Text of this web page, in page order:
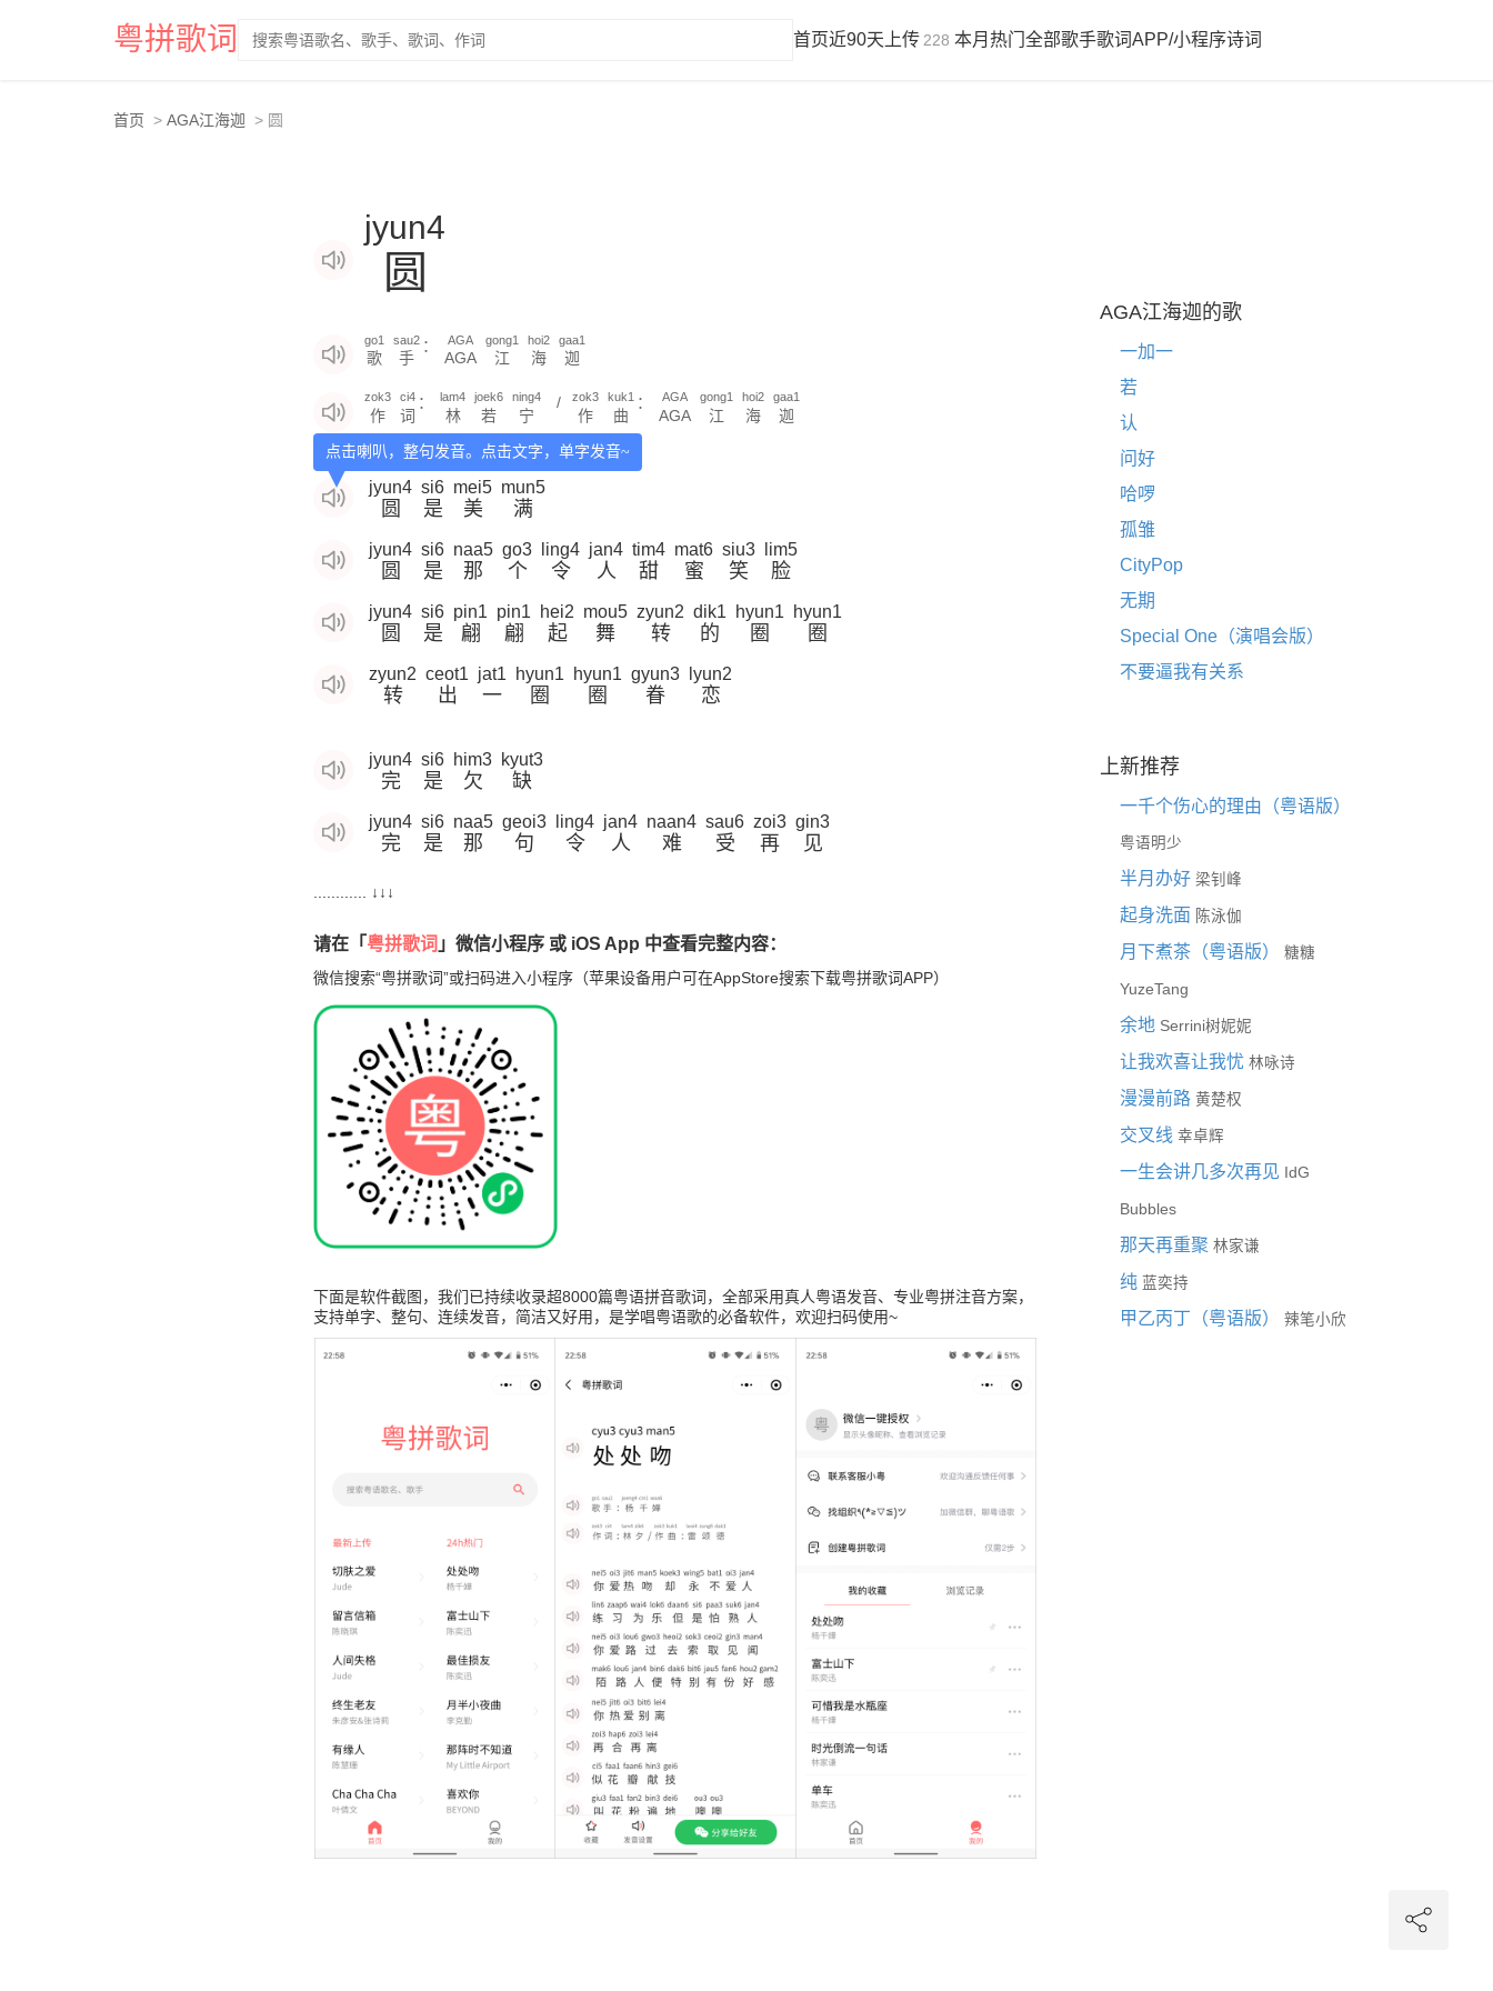
粤拼歌词 首页近90天上传 228 本月热门 全部歌手歌词APP/小程序诗词
首页 AGA江海迦 圆
圆
jyun4
歌
go1
手
sau2 ：
AGA
AGA
江
gong1
海
hoi2
迦
gaa1
作
zok3
词
ci4 ：
林
lam4
若
joek6
宁
ning4 /
作
zok3
曲
kuk1 ：
AGA
AGA
江
gong1
海
hoi2
迦
gaa1
点击喇叭，整句发音。点击文字，单字发音~
圆
jyun4
是
si6
美
mei5
满
mun5
圆
jyun4
是
si6
那
naa5
个
go3
令
ling4
人
jan4
甜
tim4
蜜
mat6
笑
siu3
脸
lim5
圆
jyun4
是
si6
翩
pin1
翩
pin1
起
hei2
舞
mou5
转
zyun2
的
dik1
圈
hyun1
圈
hyun1
转
zyun2
出
ceot1
一
jat1
圈
hyun1
圈
hyun1
眷
gyun3
恋
lyun2
完
jyun4
是
si6
欠
him3
缺
kyut3
完
jyun4
是
si6
那
naa5
句
geoi3
令
ling4
人
jan4
难
naan4
受
sau6
再
zoi3
见
gin3
............ ↓↓↓
请在「 粤拼歌词 」微信小程序 或 iOS App 中查看完整内容：
微信搜索“粤拼歌词”或扫码进入小程序（苹果设备用户可在AppStore搜索下载粤拼歌词APP）
下面是软件截图，我们已持续收录超8000篇粤语拼音歌词，全部采用真人粤语发音、专业粤拼注音方案，
支持单字、整句、连续发音，简洁又好用，是学唱粤语歌的必备软件，欢迎扫码使用~
AGA江海迦的歌
一加一
若
认
问好
哈啰
孤雏
CityPop
无期
Special One（演唱会版）
不要逼我有关系
上新推荐
一千个伤心的理由（粤语版）
粤语明少
半月办好 梁钊峰
起身洗面 陈泳伽
月下煮茶（粤语版） 糖糖
YuzeTang
余地 Serrini树妮妮
让我欢喜让我忧 林咏诗
漫漫前路 黄楚权
交叉线 幸卓辉
一生会讲几多次再见 IdG
Bubbles
那天再重聚 林家谦
纯 蓝奕持
甲乙丙丁（粤语版） 辣笔小欣